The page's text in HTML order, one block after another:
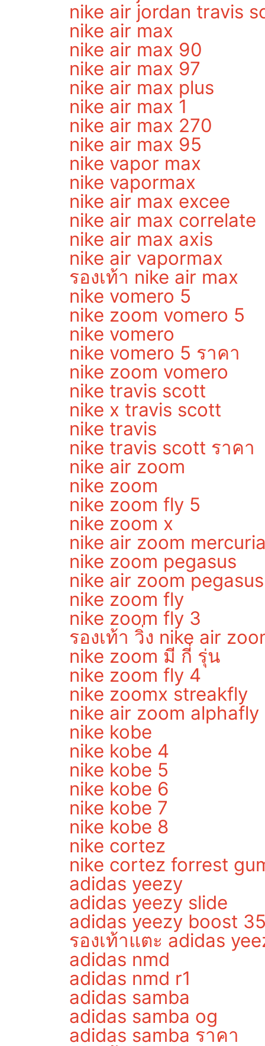
nike air jordan travis
nike air max
nike air max 90
nike air max 97
nike air max plus
nike air max 1
nike air max 270
nike air max 95
nike vapor max
nike vapormax
nike air max excee
nike air max correlate
nike air max axis
nike air vapormax
รองเท้า nike air max
nike vomero 5
nike zoom vomero 5
nike vomero
nike vomero 5 ราคา
nike zoom vomero
nike travis scott
nike x travis scott
nike travis
nike travis scott ราคา
nike air zoom
nike zoom
nike zoom fly 5
nike zoom x
nike air zoom
nike zoom pegasus
nike air zoom pegasus
nike zoom fly
nike zoom fly 3
รองเท้า วิ่ง nike air
nike zoom มี กี่ รุ่น
nike zoom fly 4
nike zoomx streakfly
nike air zoom alphafly
nike kobe
nike kobe 4
nike kobe 5
nike kobe 6
nike kobe 7
nike kobe 8
nike cortez
nike cortez forrest
adidas yeezy
adidas yeezy slide
adidas yeezy boost
รองเท้าแตะ adidas
adidas nmd
adidas nmd r1
adidas samba
adidas samba og
adidas samba ราคา